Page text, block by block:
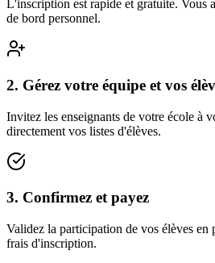
L'inscription est rapide et gratuite. Vous
de bord personnel.
2. Gérez votre équipe et vos
Invitez les enseignants de votre école à
directement vos listes d'élèves.
3. Confirmez et payez
Validez la participation de vos élèves en
frais d'inscription.